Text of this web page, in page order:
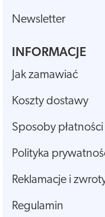
Newsletter
INFORMACJE
Jak zamawiać
Koszty dostawy
Sposoby płatności
Polityka
Reklamacje i
Regulamin